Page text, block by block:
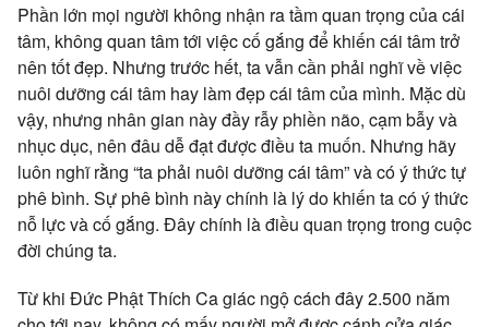
Phần lớn mọi người không nhận ra tầm quan trọng của cái
tâm, không quan tâm tới việc cố gắng để khiến cái tâm trở
nên tốt đẹp. Nhưng trước hết, ta vẫn cần phải nghĩ về việc
nuôi dưỡng cái tâm hay làm đẹp cái tâm của mình. Mặc dù
vậy, nhưng nhân gian này đầy rẫy phiền não, cạm bẫy và
nhục dục, nên đâu dễ đạt được điều ta muốn. Nhưng hãy
luôn nghĩ rằng “ta phải nuôi dưỡng cái tâm” và có ý thức tự
phê bình. Sự phê bình này chính là lý do khiến ta có ý thức
nỗ lực và cố gắng. Đây chính là điều quan trọng trong cuộc
đời chúng ta.
Từ khi Đức Phật Thích Ca giác ngộ cách đây 2.500 năm